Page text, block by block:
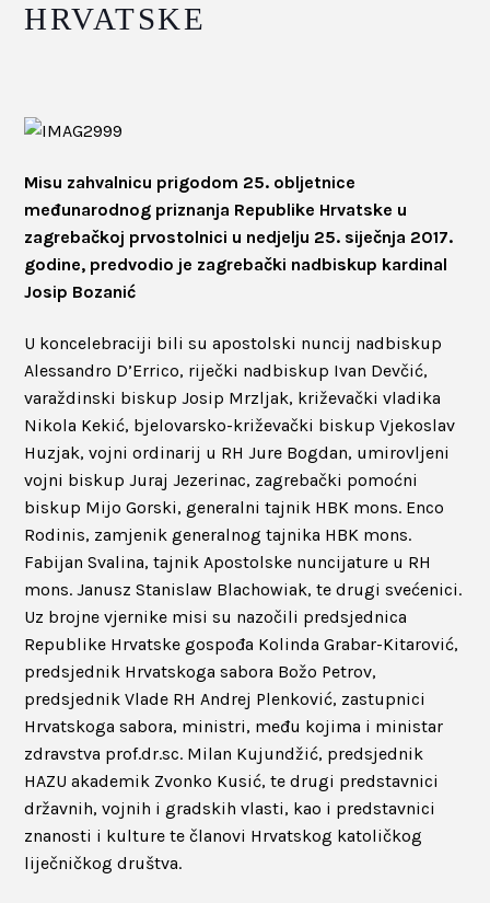
HRVATSKE
Misu zahvalnicu prigodom 25. obljetnice
međunarodnog priznanja Republike Hrvatske u
zagrebačkoj prvostolnici u nedjelju 25. siječnja 2017.
godine, predvodio je zagrebački nadbiskup kardinal
Josip Bozanić
U koncelebraciji bili su apostolski nuncij nadbiskup
Alessandro D’Errico, riječki nadbiskup Ivan Devčić,
varaždinski biskup Josip Mrzljak, križevački vladika
Nikola Kekić, bjelovarsko-križevački biskup Vjekoslav
Huzjak, vojni ordinarij u RH Jure Bogdan, umirovljeni
vojni biskup Juraj Jezerinac, zagrebački pomoćni
biskup Mijo Gorski, generalni tajnik HBK mons. Enco
Rodinis, zamjenik generalnog tajnika HBK mons.
Fabijan Svalina, tajnik Apostolske nuncijature u RH
mons. Janusz Stanislaw Blachowiak, te drugi svećenici.
Uz brojne vjernike misi su nazočili predsjednica
Republike Hrvatske gospođa Kolinda Grabar-Kitarović,
predsjednik Hrvatskoga sabora Božo Petrov,
predsjednik Vlade RH Andrej Plenković, zastupnici
Hrvatskoga sabora, ministri, među kojima i ministar
zdravstva prof.dr.sc. Milan Kujundžić, predsjednik
HAZU akademik Zvonko Kusić, te drugi predstavnici
državnih, vojnih i gradskih vlasti, kao i predstavnici
znanosti i kulture te članovi Hrvatskog katoličkog
liječničkog društva.